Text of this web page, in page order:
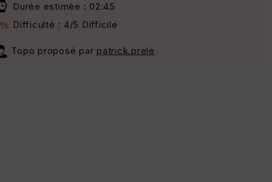
Durée estimée : 02:45
Difficulté : 4/5 Difficile
Topo proposé par patrick.prele